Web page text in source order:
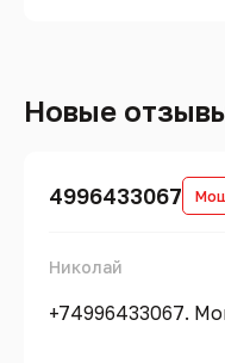
Новые
4996433067
Николай
+74996433067.